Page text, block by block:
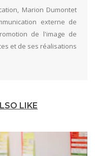
Marion Dumontet
externe de
de l'image de
et de ses réalisations
LIKE